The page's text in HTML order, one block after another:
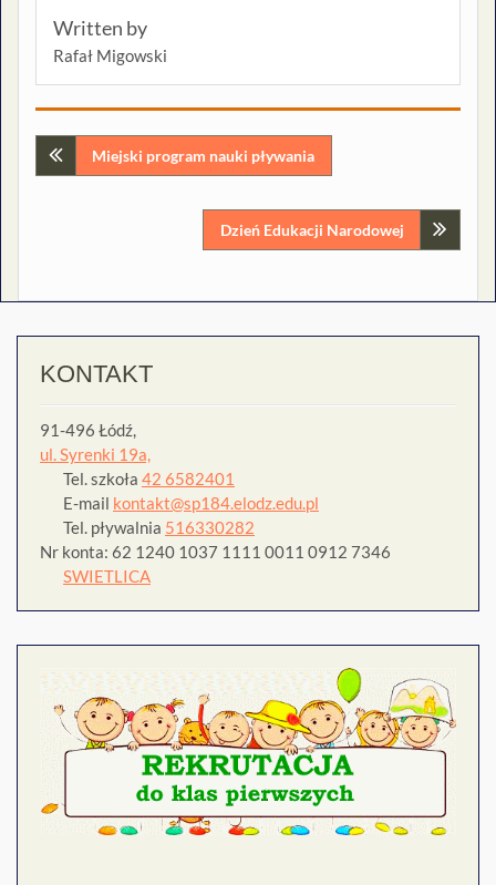
Written by
Rafał Migowski
Nawigacja
Miejski program nauki pływania
Dzień Edukacji Narodowej
KONTAKT
91-496 Łódź,
ul. Syrenki 19a,
Tel. szkoła 42 6582401
E-mail kontakt@sp184.elodz.edu.pl
Tel. pływalnia 516330282
Nr konta: 62 1240 1037 1111 0011 0912 7346
SWIETLICA